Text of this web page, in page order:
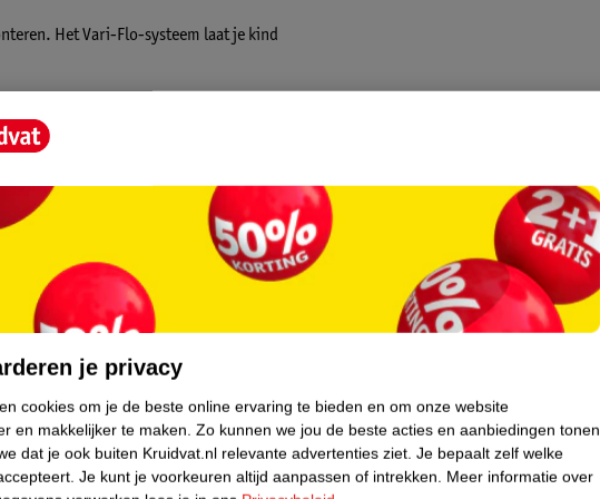
Het Vari-Flo-systeem laat je kind
voor kinderen vanaf 12 maanden.
je privacy
cookies om je de beste online ervaring te bieden en om onze website
en makkelijker te maken. Zo kunnen we jou de beste acties en aanbiedingen tonen
dat je ook buiten Kruidvat.nl relevante advertenties ziet. Je bepaalt zelf welke
Je kunt je voorkeuren altijd aanpassen of intrekken. Meer informatie over